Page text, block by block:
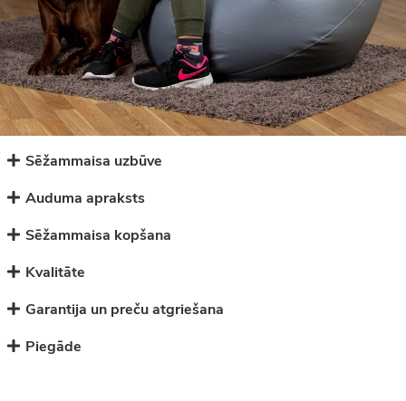
Sēžammaisa uzbūve
Auduma apraksts
Sēžammaisa kopšana
Kvalitāte
Garantija un preču atgriešana
Piegāde